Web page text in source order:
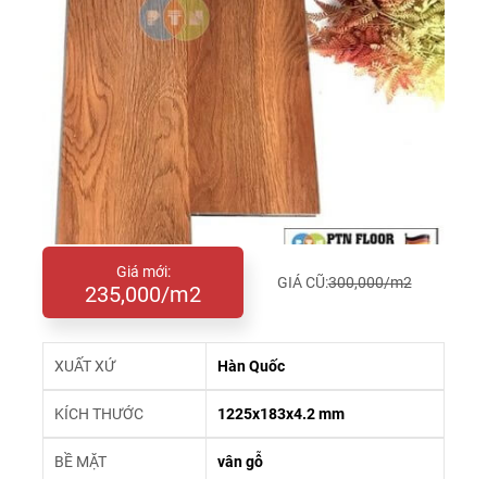
Giá mới:
235,000/m2 GIÁ CŨ:300,000/m2
XUẤT XỨ Hàn Quốc
KÍCH THƯỚC 1225x183x4.2 mm
BỀ MẶT vân gỗ